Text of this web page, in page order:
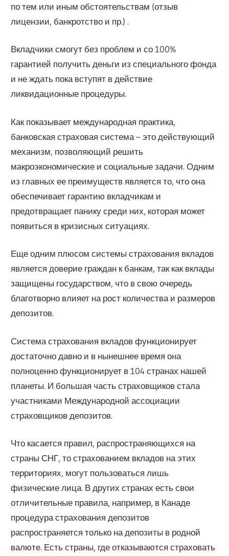
по тем или иным обстоятельствам (отзыв
лицензии, банкротство и пр.) .
Вкладчики смогут без проблем и со 100%
гарантией получить деньги из специального фонда
и не ждать пока вступят в действие
ликвидационные процедуры.
Как показывает международная практика,
банковская страховая система – это действующий
механизм, позволяющий решить
макроэкономические и социальные задачи. Одним
из главных ее преимуществ является то, что она
обеспечивает гарантию вкладчикам и
предотвращает панику среди них, которая может
появиться в кризисных ситуациях.
Еще одним плюсом системы страхования вкладов
является доверие граждан к банкам, так как вклады
защищены государством, что в свою очередь
благотворно влияет на рост количества и размеров
депозитов.
Система страхования вкладов функционирует
достаточно давно и в нынешнее время она
полноценно функционирует в 104 странах нашей
планеты. И большая часть страховщиков стала
участниками Международной ассоциации
страховщиков депозитов.
Что касается правил, распространяющихся на
страны СНГ, то страхованием вкладов на этих
территориях, могут пользоваться лишь
физические лица. В других странах есть свои
отличительные правила, например, в Канаде
процедура страхования депозитов
распространяется только на депозиты в родной
валюте. Есть страны, где отказываются страховать